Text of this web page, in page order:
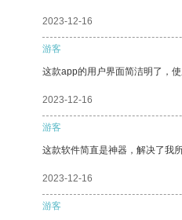
2023-12-16
游客
这款app的用户界面简洁明了，
2023-12-16
游客
这款软件简直是神器，解决了我所
2023-12-16
游客